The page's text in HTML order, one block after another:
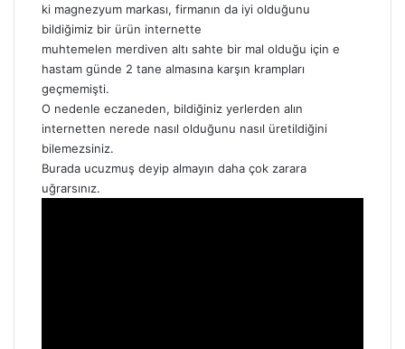
ki magnezyum markası, firmanın da iyi olduğunu
bildiğimiz bir ürün internette
muhtemelen merdiven altı sahte bir mal olduğu için e
hastam günde 2 tane almasına karşın krampları
geçmemişti.
O nedenle eczaneden, bildiğiniz yerlerden alın
internetten nerede nasıl olduğunu nasıl üretildiğini
bilemezsiniz.
Burada ucuzmuş deyip almayın daha çok zarara
uğrarsınız.